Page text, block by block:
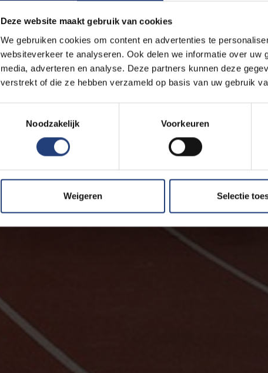
Deze website maakt gebruik van cookies
We gebruiken cookies om content en advertenties te
websiteverkeer te analyseren. Ook delen we informatie over
media, adverteren en analyse. Deze partners kunnen deze
verstrekt of die ze hebben verzameld op basis van uw gebruik
Noodzakelijk
Voorkeuren
Weigeren Selectie